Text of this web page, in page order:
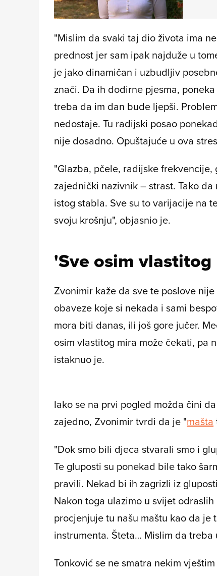
"Mislim da svaki taj dio života ima
prednost jer sam ipak najduže u
je jako dinamičan i uzbudljiv
znači. Da ih dodirne pjesma,
treba da im dan bude ljepši.
nedostaje. Tu radijski posao
nije dosadno. Opuštajuće u ova
"Glazba, pčele, radijske
zajednički nazivnik – strast. Tako
istog stabla. Sve su to varijacije na
svoju krošnju", objasnio je.
'Sve osim
Zvonimir kaže da sve te poslove
obaveze koje si nekada i sami
mora biti danas, ili još gore jučer.
osim vlastitog mira može čekati, pa
istaknuo je.
Iako se na prvi pogled možda čini
zajedno, Zvonimir tvrdi da je "mašta
"Dok smo bili djeca stvarali smo i
Te gluposti su ponekad bile tako
pravili. Nekad bi ih zagrizli iz
Nakon toga ulazimo u svijet
procjenjuje tu našu maštu kao da
instrumenta. Šteta… Mislim da
Tonković se ne smatra nekim